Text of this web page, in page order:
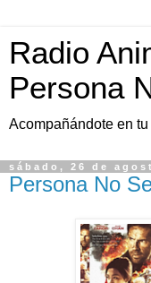
Radio
Persona
Acompañándote en
sábado, 26 de
Persona No